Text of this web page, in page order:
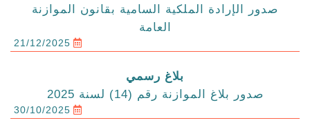
صدور الإرادة الملكية السامية بقانون الموازنة
العامة
21/12/2025
بلاغ رسمي
صدور بلاغ الموازنة رقم (14) لسنة 2025
30/10/2025